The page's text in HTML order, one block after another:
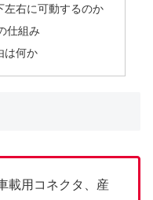
左右に可動するのか
仕組み
は何か
載用コネクタ、産